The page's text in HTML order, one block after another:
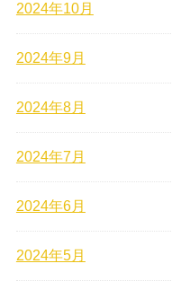
2024年10月
2024年9月
2024年8月
2024年7月
2024年6月
2024年5月